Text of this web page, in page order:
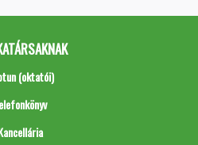
(oktatói)